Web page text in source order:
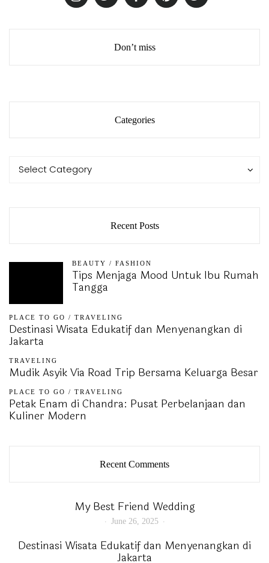
Don’t miss
Categories
Categories
Select Category
Categories
Recent Posts
BEAUTY / FASHION
Tips Menjaga Mood Untuk Ibu Rumah
Tangga
PLACE TO GO / TRAVELING
Destinasi Wisata Edukatif dan Menyenangkan di
Jakarta
TRAVELING
Mudik Asyik Via Road Trip Bersama Keluarga Besar
PLACE TO GO / TRAVELING
Petak Enam di Chandra: Pusat Perbelanjaan dan
Kuliner Modern
Recent Comments
My Best Friend Wedding
June 26, 2025
Destinasi Wisata Edukatif dan Menyenangkan di
Jakarta